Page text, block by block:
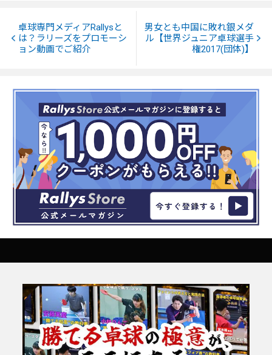
卓球専門メディアRallysと
は？ラリーズをプロモーシ
ョン動画でご紹介
男女とも中国に敗れ銀メダ
ル【世界ジュニア卓球選手
権2017(団体)】